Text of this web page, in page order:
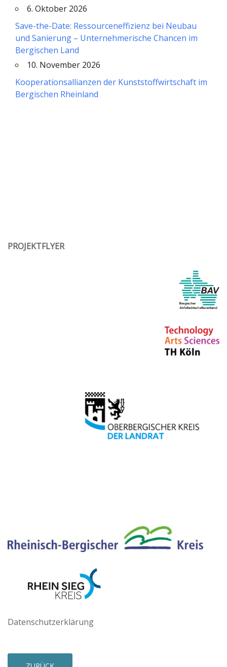
6. Oktober 2026
Save-the-Date: Ressourceneffizienz bei Neubau
und Sanierung – Unternehmerische Chancen im
Bergischen Land
10. November 2026
Kooperationsallianzen der Kunststoffwirtschaft im
Bergischen Rheinland
PROJEKTFLYER
Datenschutzerklärung